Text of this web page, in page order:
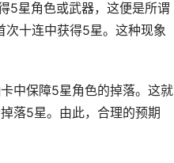
5星角色或武器，这便是所谓
次十连中获得5星。这种现象
中保障5星角色的掉落。这就
落5星。由此，合理的预期